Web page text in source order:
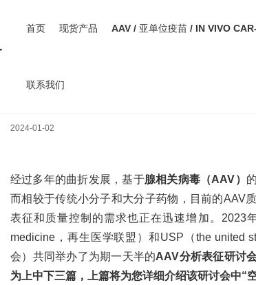
首页 现货产品 AAV / 亚单位疫苗 / IN VIVO
联系我们
2024-01-02
经过多年的曲折发展，基于腺相关病毒（AAV）
而相较于传统小分子和大分子药物，目前的AAV
表征和质量控制的需求也正在迅速增加。2023
medicine，再生医学联盟）和USP（the united
会）共同举办了为期一天半的AAV分析表征研讨
为上中下三篇，上篇将为您详细介绍该研讨会中“